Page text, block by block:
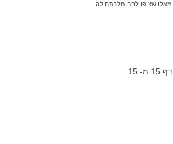
מאלו שציפו להם מלכתחילה
דף 15 מ- 15